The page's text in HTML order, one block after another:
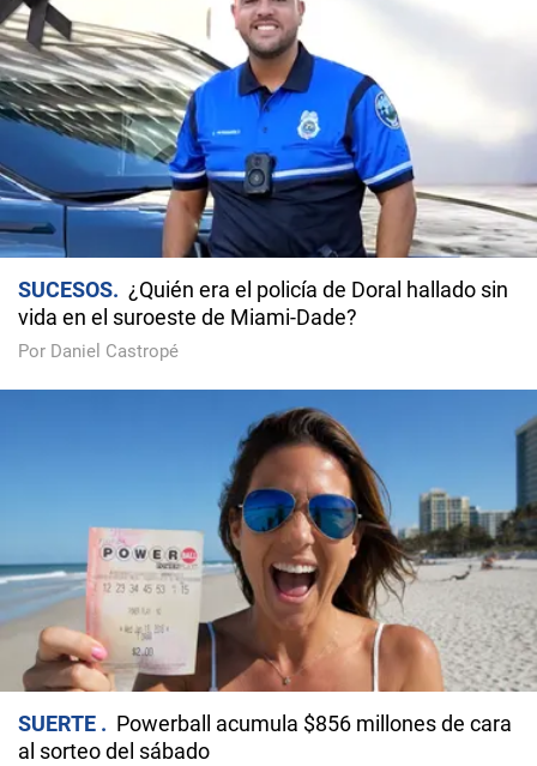
SUCESOS
¿Quién era el policía de Doral hallado sin
vida en el suroeste de Miami-Dade?
Por Daniel Castropé
SUERTE
Powerball acumula $856 millones de cara
al sorteo del sábado